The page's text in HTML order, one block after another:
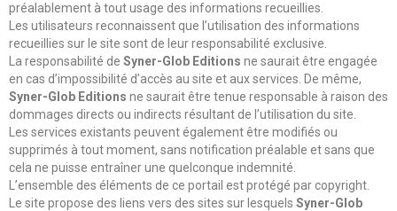
préalablement à tout usage des informations recueillies.
Les utilisateurs reconnaissent que l’utilisation des informations
recueillies sur le site sont de leur responsabilité exclusive.
La responsabilité de Syner-Glob Editions ne saurait être engagée
en cas d’impossibilité d’accès au site et aux services. De même,
Syner-Glob Editions ne saurait être tenue responsable à raison des
dommages directs ou indirects résultant de l’utilisation du site.
Les services existants peuvent également être modifiés ou
supprimés à tout moment, sans notification préalable et sans que
cela ne puisse entraîner une quelconque indemnité.
L’ensemble des éléments de ce portail est protégé par copyright.
Le site propose des liens vers des sites sur lesquels Syner-Glob